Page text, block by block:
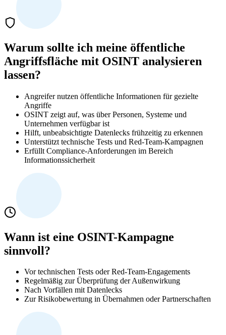
Warum sollte ich meine öffentliche
Angriffsfläche mit OSINT analysieren
lassen?
Angreifer nutzen öffentliche Informationen für gezielte
Angriffe
OSINT zeigt auf, was über Personen, Systeme und
Unternehmen verfügbar ist
Hilft, unbeabsichtigte Datenlecks frühzeitig zu erkennen
Unterstützt technische Tests und Red-Team-Kampagnen
Erfüllt Compliance-Anforderungen im Bereich
Informationssicherheit
Wann ist eine OSINT-Kampagne
sinnvoll?
Vor technischen Tests oder Red-Team-Engagements
Regelmäßig zur Überprüfung der Außenwirkung
Nach Vorfällen mit Datenlecks
Zur Risikobewertung in Übernahmen oder Partnerschaften